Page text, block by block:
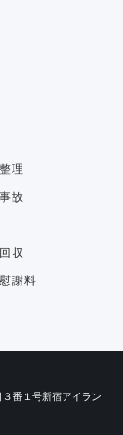
理
故
収
謝料
番１号新宿アイラン